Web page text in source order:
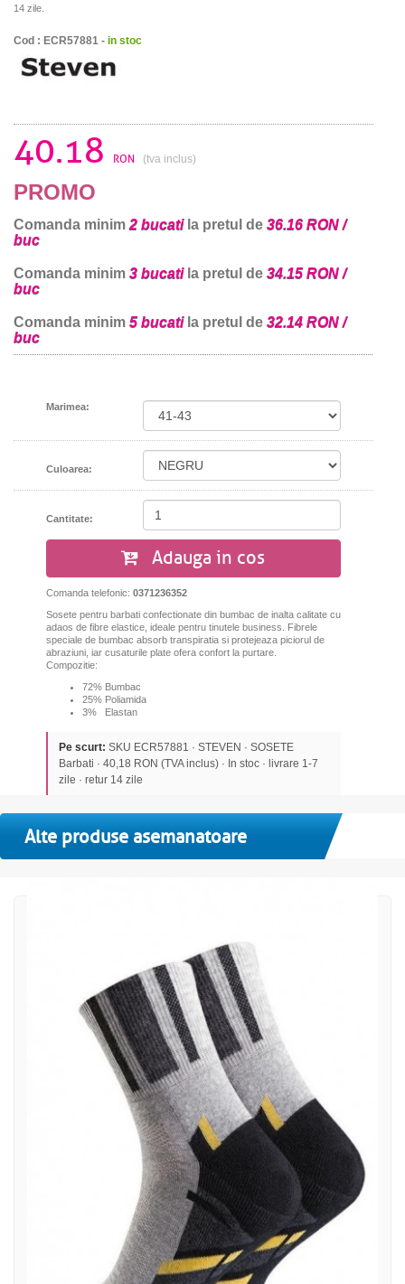
14 zile.
Cod : ECR57881 - in stoc
40.18 RON (tva inclus)
PROMO
Comanda minim 2 bucatila pretul de 36.16 RON /
buc
Comanda minim 3 bucatila pretul de 34.15 RON /
buc
Comanda minim 5 bucatila pretul de 32.14 RON /
buc
Marimea:
Culoarea:
Cantitate:
Adauga in cos
Comanda telefonic: 0371236352
Sosete pentru barbati confectionate din bumbac de inalta calitate cu
adaos de fibre elastice, ideale pentru tinutele business. Fibrele
speciale de bumbac absorb transpiratia si protejeaza piciorul de
abraziuni, iar cusaturile plate ofera confort la purtare.
Compozitie:
72% Bumbac
25% Poliamida
3% Elastan
Pe scurt: SKU ECR57881 · STEVEN · SOSETE
Barbati · 40,18 RON (TVA inclus) · In stoc · livrare 1-7
zile · retur 14 zile
Alte produse asemanatoare